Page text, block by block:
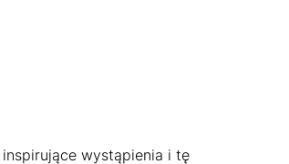
wystąpienia i tę